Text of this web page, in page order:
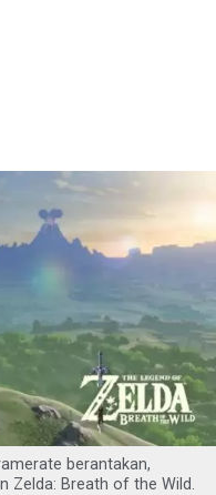
berantakan,
Zelda: Breath of the Wild.